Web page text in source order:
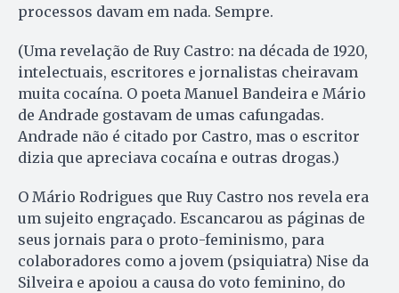
processos davam em nada. Sempre.
(Uma revelação de Ruy Castro: na década de 1920,
intelectuais, escritores e jornalistas cheiravam
muita cocaína. O poeta Manuel Bandeira e Mário
de Andrade gostavam de umas cafungadas.
Andrade não é citado por Castro, mas o escritor
dizia que apreciava cocaína e outras drogas.)
O Mário Rodrigues que Ruy Castro nos revela era
um sujeito engraçado. Escancarou as páginas de
seus jornais para o proto-feminismo, para
colaboradores como a jovem (psiquiatra) Nise da
Silveira e apoiou a causa do voto feminino, do